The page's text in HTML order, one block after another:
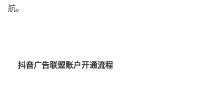
航。
抖音广告联盟账户开通流程